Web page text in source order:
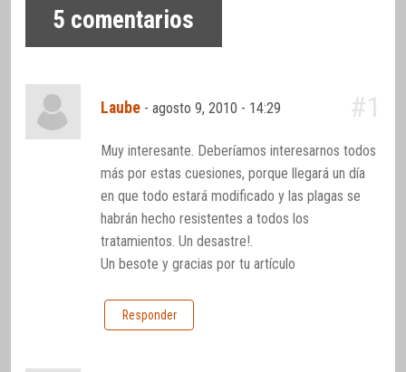
5 comentarios
Laube -agosto 9, 2010 - 14:29 #1
Muy interesante. Deberíamos interesarnos todos
más por estas cuesiones, porque llegará un día
en que todo estará modificado y las plagas se
habrán hecho resistentes a todos los
tratamientos. Un desastre!.
Un besote y gracias por tu artículo
Responder